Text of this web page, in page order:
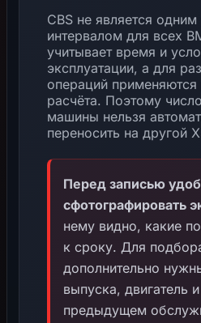
CBS не является
интервалом для всех
учитывает время и
эксплуатации, а для
операций
расчёта. Поэтому
машины нельзя
переносить на другой
Перед записью
сфотографировать
нему видно, какие
к сроку. Для
дополнительно
выпуска, двигатель
предыдущем